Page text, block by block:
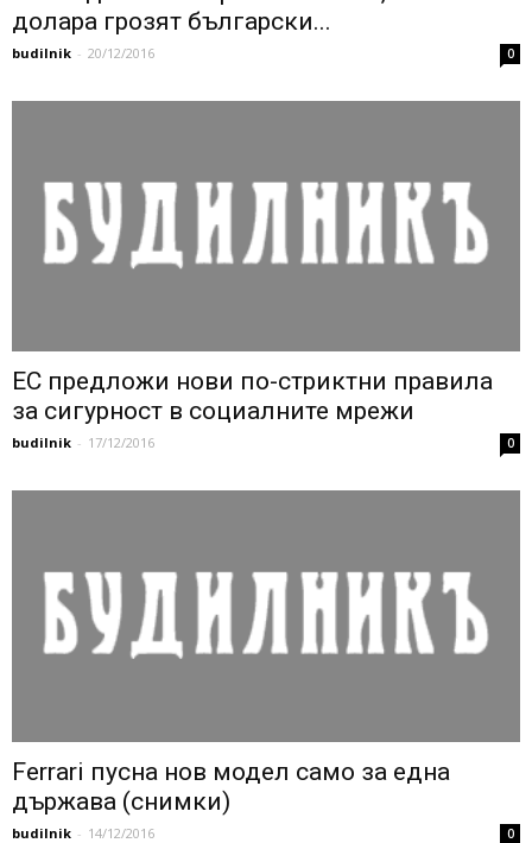
долара грозят български...
budilnik - 20/12/2016 0
ЕС предложи нови по-стриктни правила
за сигурност в социалните мрежи
budilnik - 17/12/2016 0
Ferrari пусна нов модел само за една
държава (снимки)
budilnik - 14/12/2016 0